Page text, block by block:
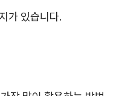
가 있습니다.